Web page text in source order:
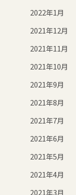
2022年1月
2021年12月
2021年11月
2021年10月
2021年9月
2021年8月
2021年7月
2021年6月
2021年5月
2021年4月
2021年3月